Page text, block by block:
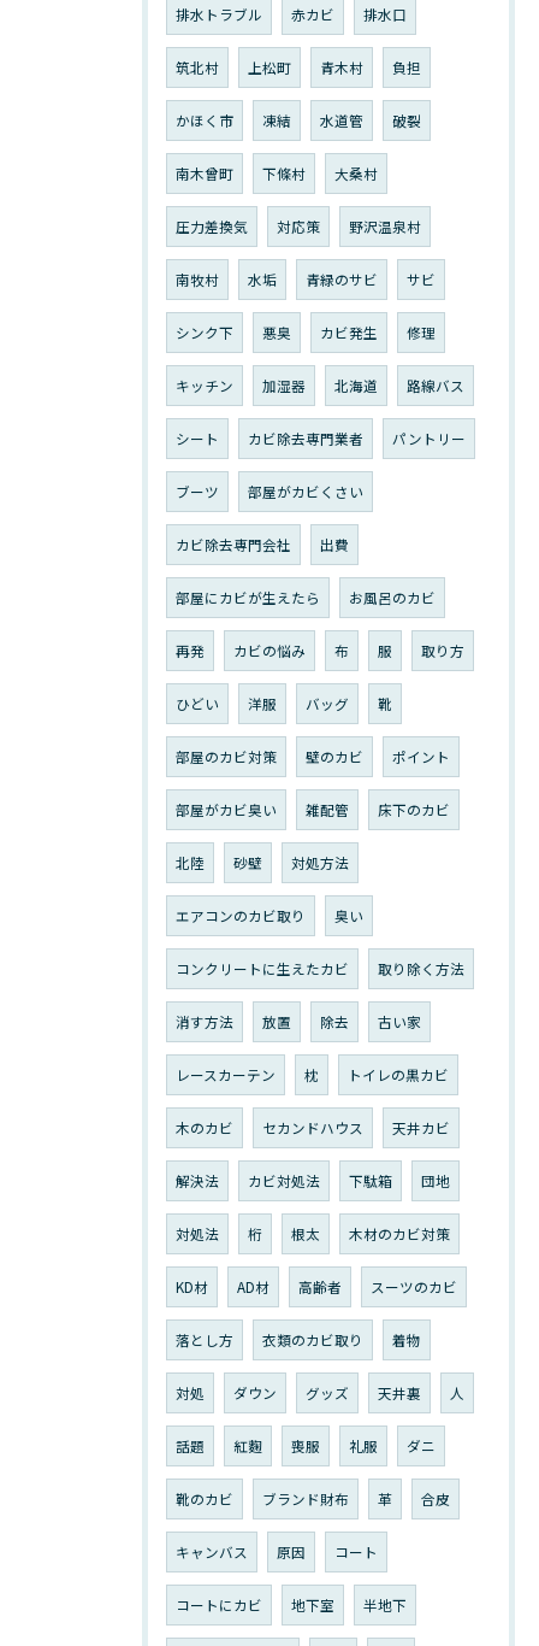
排水トラブル 赤カビ 排水口
筑北村 上松町 青木村 負担
かほく市 凍結 水道管 破裂
南木曾町 下條村 大桑村
圧力差換気 対応策 野沢温泉村
南牧村 水垢 青緑のサビ サビ
シンク下 悪臭 カビ発生 修理
キッチン 加湿器 北海道 路線バス
シート カビ除去専門業者 パントリー
ブーツ 部屋がカビくさい
カビ除去専門会社 出費
部屋にカビが生えたら お風呂のカビ
再発 カビの悩み 布 服 取り方
ひどい 洋服 バッグ 靴
部屋のカビ対策 壁のカビ ポイント
部屋がカビ臭い 雑配管 床下のカビ
北陸 砂壁 対処方法
エアコンのカビ取り 臭い
コンクリートに生えたカビ 取り除く方法
消す方法 放置 除去 古い家
レースカーテン 枕 トイレの黒カビ
木のカビ セカンドハウス 天井カビ
解決法 カビ対処法 下駄箱 団地
対処法 桁 根太 木材のカビ対策
KD材 AD材 高齢者 スーツのカビ
落とし方 衣類のカビ取り 着物
対処 ダウン グッズ 天井裏 人
話題 紅麴 喪服 礼服 ダニ
靴のカビ ブランド財布 革 合皮
キャンバス 原因 コート
コートにカビ 地下室 半地下